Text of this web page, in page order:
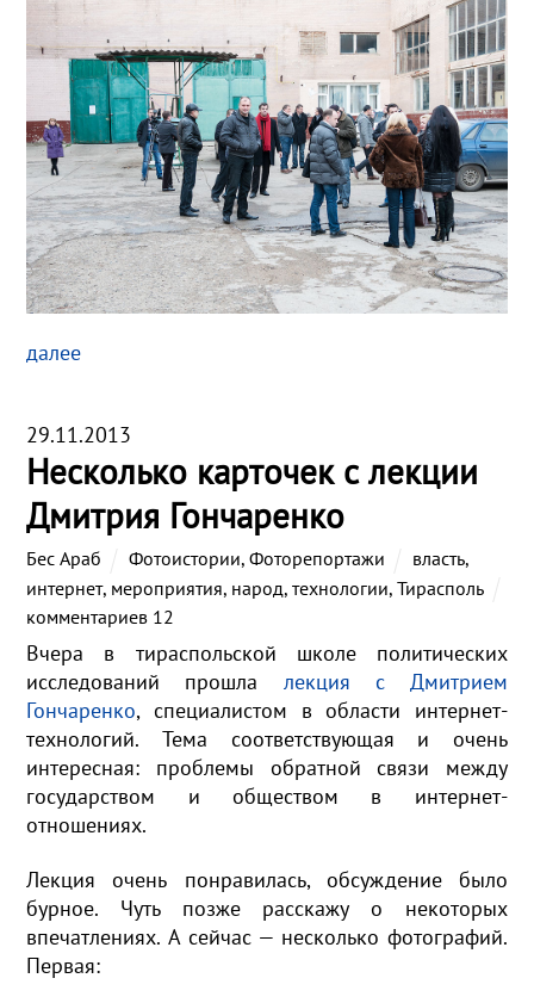
далее
29.11.2013
Несколько карточек с лекции
Дмитрия Гончаренко
Бес Араб Фотоистории,Фоторепортажи власть,
интернет, мероприятия, народ,технологии,Тирасполь
комментариев 12
Вчера в тираспольской школе политических
исследований прошла лекция с Дмитрием
Гончаренко, специалистом в области интернет-
технологий. Тема соответствующая и очень
интересная: проблемы обратной связи между
государством и обществом в интернет-
отношениях.
Лекция очень понравилась, обсуждение было
бурное. Чуть позже расскажу о некоторых
впечатлениях. А сейчас — несколько фотографий.
Первая: